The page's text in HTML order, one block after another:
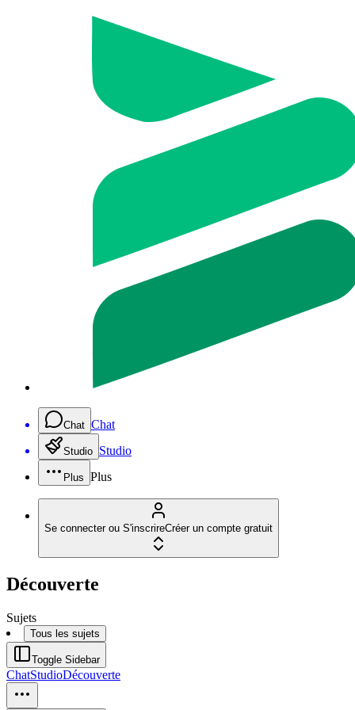
Chat Chat
Studio Studio
Plus Plus
Se connecter ou S'inscrireCréer un compte gratuit
Découverte
Sujets
Tous les sujets
Toggle Sidebar
ChatStudioDécouverte